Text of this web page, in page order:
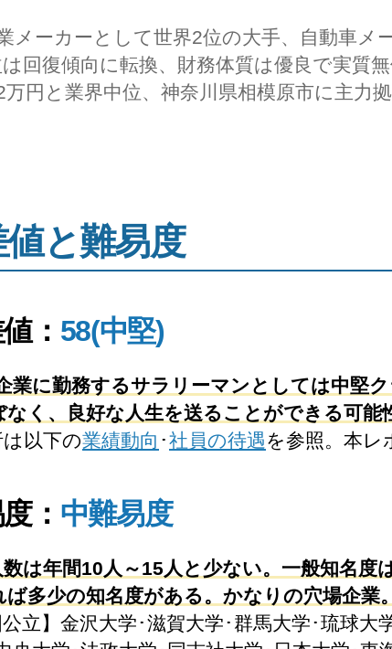
メーカーとして世界2位の大手、自動車メ
は回復傾向に転換、財務体質は優良で実質
万円と業界中位、神奈川県相模原市に主力
と難易度
： 58(中堅)
業に勤務するサラリーマンとしては中堅
く、良好な人生を送ることができる可能
以下の業績動向 ･社員の待遇を参照。本レ
： 中難易度
は年間10人～15人と少ない。一般知名
多少の知名度がある。かなりの穴場企業。
立】金沢大学･滋賀大学･群馬大学･琉球大